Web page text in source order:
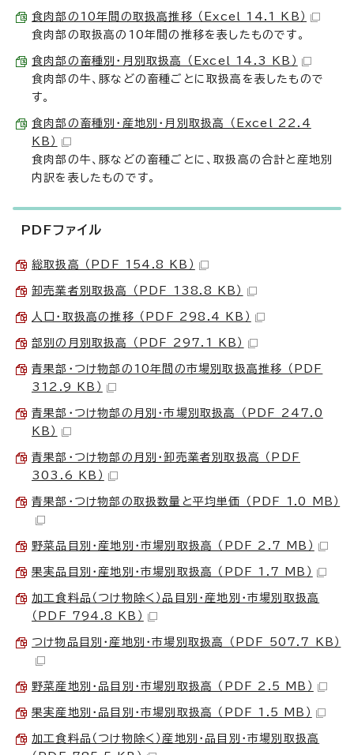
食肉部の10年間の取扱高推移 （Excel 14.1 KB）
食肉部の取扱高の10年間の推移を表したものです。
食肉部の畜種別・月別取扱高 （Excel 14.3 KB）
食肉部の牛、豚などの畜種ごとに取扱高を表したもので
す。
食肉部の畜種別・産地別・月別取扱高 （Excel 22.4
KB）
食肉部の牛、豚などの畜種ごとに、取扱高の合計と産地別
内訳を表したものです。
PDFファイル
総取扱高 （PDF 154.8 KB）
卸売業者別取扱高 （PDF 138.8 KB）
人口・取扱高の推移 （PDF 298.4 KB）
部別の月別取扱高 （PDF 297.1 KB）
青果部・つけ物部の10年間の市場別取扱高推移 （PDF
312.9 KB）
青果部・つけ物部の月別・市場別取扱高 （PDF 247.0
KB）
青果部・つけ物部の月別・卸売業者別取扱高 （PDF
303.6 KB）
青果部・つけ物部の取扱数量と平均単価 （PDF 1.0 MB）
野菜品目別・産地別・市場別取扱高 （PDF 2.7 MB）
果実品目別・産地別・市場別取扱高 （PDF 1.7 MB）
加工食料品（つけ物除く）品目別・産地別・市場別取扱高
（PDF 794.8 KB）
つけ物品目別・産地別・市場別取扱高 （PDF 507.7 KB）
野菜産地別・品目別・市場別取扱高 （PDF 2.5 MB）
果実産地別・品目別・市場別取扱高 （PDF 1.5 MB）
加工食料品（つけ物除く）産地別・品目別・市場別取扱高